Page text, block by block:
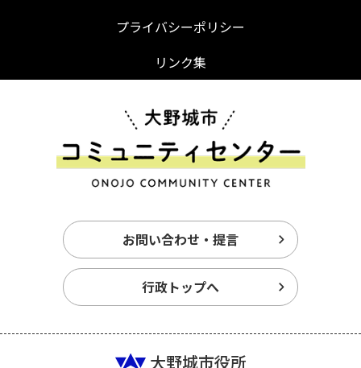
プライバシーポリシー
リンク集
お問い合わせ・提言
行政トップへ
大野城市役所